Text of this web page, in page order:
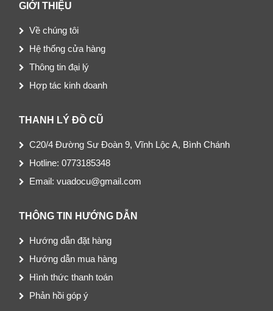
GIỚI THIỆU
Về chúng tôi
Hệ thống cửa hàng
Thông tin đại lý
Hợp tác kinh doanh
THANH LÝ ĐỒ CŨ
C20/4 Đường Sư Đoàn 9, Vĩnh Lộc A, Bình Chánh
Hotline: 0773185348
Email: vuadocu@gmail.com
THÔNG TIN HƯỚNG DẪN
Hướng dẫn đặt hàng
Hướng dẫn mua hàng
Hình thức thanh toán
Phản hồi góp ý